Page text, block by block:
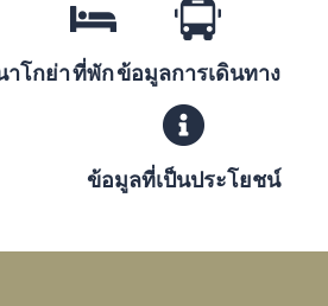
โกย่าที่พักข้อมูลการเดินทาง
ข้อมูลที่เป็นประโยชน์